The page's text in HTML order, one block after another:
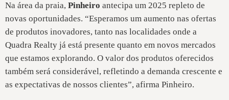
Na área da praia, Pinheiro antecipa um 2025 repleto de
novas oportunidades. “Esperamos um aumento nas ofertas
de produtos inovadores, tanto nas localidades onde a
Quadra Realty já está presente quanto em novos mercados
que estamos explorando. O valor dos produtos oferecidos
também será considerável, refletindo a demanda crescente e
as expectativas de nossos clientes”, afirma Pinheiro.